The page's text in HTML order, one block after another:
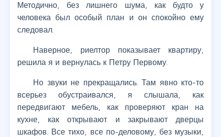
Методично, без лишнего шума, как будто у
человека был особый план и он спокойно ему
следовал.
Наверное, риелтор показывает квартиру,
решила я и вернулась к Петру Первому.
Но звуки не прекращались. Там явно кто-то
всерьез обустраивался, я слышала, как
передвигают мебель, как проверяют кран на
кухне, как открывают и закрывают дверцы
шкафов. Все тихо, все по-деловому, без музыки,